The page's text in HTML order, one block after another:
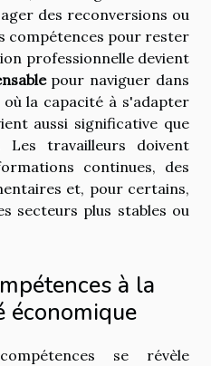
des reconversions ou
compétences pour rester
professionnelle devient
pour naviguer dans
la capacité à s'adapter
aussi significative que
Les travailleurs doivent
continues, des
et, pour certains,
secteurs plus stables ou
à la
économique
se révèle